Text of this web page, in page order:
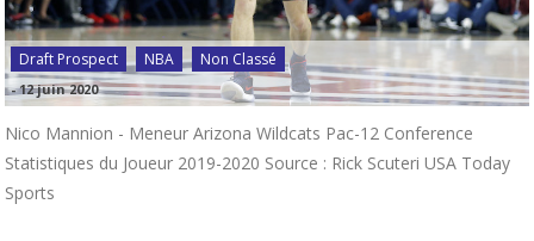
Draft Prospect NBA Non Classé
-12 juin 2020
Nico Mannion - Meneur Arizona Wildcats Pac-12 Conference
Statistiques du Joueur 2019-2020 Source : Rick Scuteri USA Today
Sports